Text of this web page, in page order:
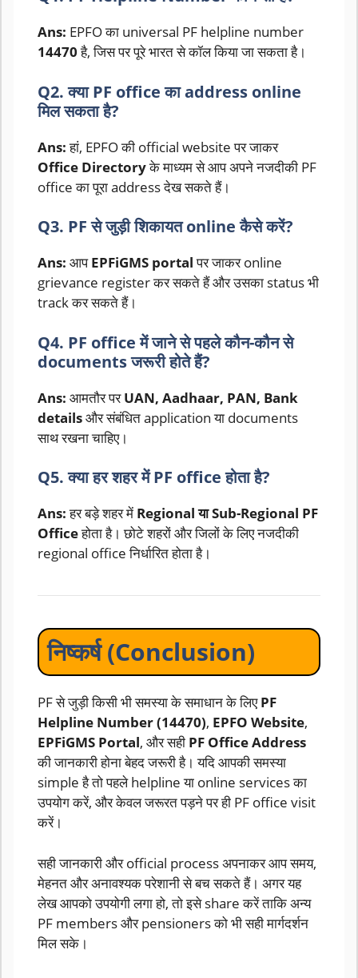
Ans: EPFO का universal PF helpline number
14470है, जिस पर पूरे भारत से कॉल किया जा सकता है।
Q2. क्या PF office का address online
मिल सकता है?
Ans:हां, EPFO की official website पर जाकर
Office Directoryके माध्यम से आप अपने नजदीकी PF
office का पूरा address देख सकते हैं।
Q3. PF से जुड़ी शिकायत online कैसे करें?
Ans: आपEPFiGMS portalपर जाकर online
grievance register कर सकते हैं और उसका status भी
track कर सकते हैं।
Q4. PF office में जाने से पहले कौन-कौन से
documents जरूरी होते हैं?
Ans: आमतौर परUAN, Aadhaar, PAN, Bank
detailsऔर संबंधित application या documents
साथ रखना चाहिए।
Q5. क्या हर शहर में PF office होता है?
Ans:हर बड़े शहर में Regional या Sub-Regional PF
Officeहोता है। छोटे शहरों और जिलों के लिए नजदीकी
regional office निर्धारित होता है।
निष्कर्ष (Conclusion)
PF से जुड़ी किसी भी समस्या के समाधान के लिएPF
Helpline Number (14470), EPFO Website,
EPFiGMS Portal, और सही PF Office Address
की जानकारी होना बेहद जरूरी है। यदि आपकी समस्या
simple है तो पहले helpline या online services का
उपयोग करें, और केवल जरूरत पड़ने पर ही PF office visit
करें।
सही जानकारी और official process अपनाकर आप समय,
मेहनत और अनावश्यक परेशानी से बच सकते हैं। अगर यह
लेख आपको उपयोगी लगा हो, तो इसे share करें ताकि अन्य
PF members और pensioners को भी सही मार्गदर्शन
मिल सके।